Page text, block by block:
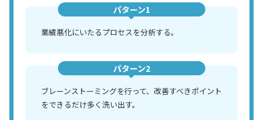
パターン1
業績悪化にいたるプロセスを分析する。
パターン2
ブレーンストーミングを行って、改善すべきポイント
をできるだけ多く洗い出す。